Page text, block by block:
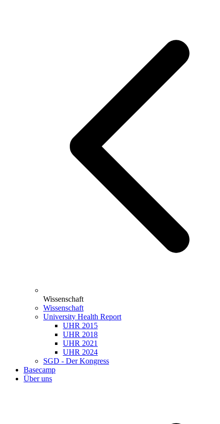
Wissenschaft
Wissenschaft
University Health Report
UHR 2015
UHR 2018
UHR 2021
UHR 2024
SGD - Der Kongress
Basecamp
Über uns